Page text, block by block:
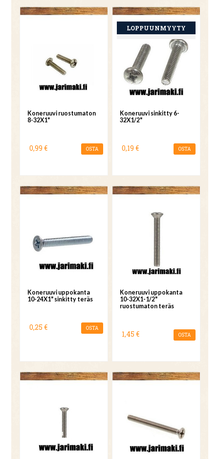
Koneruuvi ruostumaton
8-32X1"
0,99 € OSTA
Koneruuvi sinkitty 6-
32X1/2"
0,19 € OSTA
Koneruuvi uppokanta
10-24X1" sinkitty teräs
0,25 € OSTA
Koneruuvi uppokanta
10-32X1-1/2"
ruostumaton teräs
1,45 € OSTA